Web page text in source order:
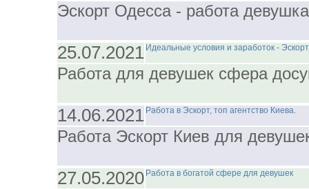
Эскорт Одесса - работа
25.07.2021 Идеальные условия и заработок -
Работа для девушек сфера
14.06.2021 Работа в Эскорт, топ агентство Киева.
Работа Эскорт Киев для
27.05.2020 Работа в богатой сфере для девушек